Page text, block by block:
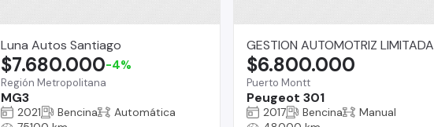
Luna Autos Santiago
Región Metropolitana
MG3
$7.680.000-4%
2021 Bencina
Automática
GESTION AUTOMOTRIZ LIMITADA
Puerto Montt
Peugeot 301
$6.800.000
2017 Bencina
Manual